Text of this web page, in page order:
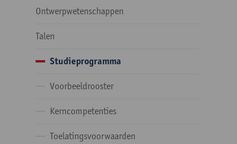
Ontwerpwetenschappen
Talen
Studieprogramma
Voorbeeldrooster
Kerncompetenties
Toelatingsvoorwaarden